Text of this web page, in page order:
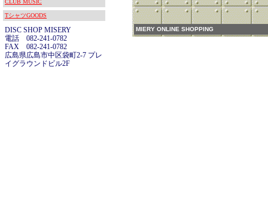
CLUB MUSIC
TシャツGOODS
DISC SHOP MISERY
電話 082-241-0782
FAX 082-241-0782
広島県広島市中区袋町2-7 プレ
イグラウンドビル2F
MIERY ONLINE SHOPPING